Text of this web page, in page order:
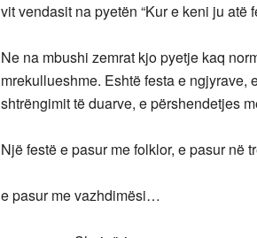
vit vendasit na pyetën “Kur e keni ju atë
Ne na mbushi zemrat kjo pyetje kaq
mrekullueshme. Eshtë festa e ngjyrave,
shtrëngimit të duarve, e përshendetjes
Një festë e pasur me folklor, e pasur në
e pasur me vazhdimësi…